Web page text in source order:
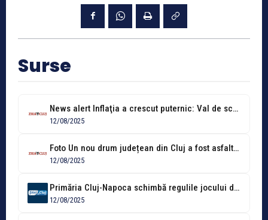
Surse
News alert Inflaţia a crescut puternic: Val de scumpiri în România! Topul...
12/08/2025
Foto Un nou drum județean din Cluj a fost asfaltat în integralitate....
12/08/2025
Primăria Cluj-Napoca schimbă regulile jocului după interzicerea traficului greu în oraș. Motivul?...
12/08/2025